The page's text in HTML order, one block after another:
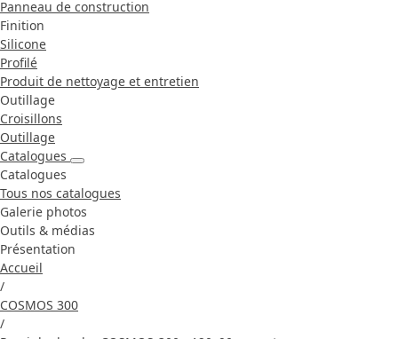
Panneau de construction
Finition
Silicone
Profilé
Produit de nettoyage et entretien
Outillage
Croisillons
Outillage
Catalogues
Catalogues
Tous nos catalogues
Galerie photos
Outils & médias
Présentation
Accueil
/
COSMOS 300
/